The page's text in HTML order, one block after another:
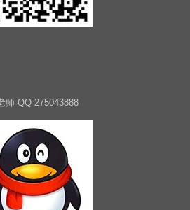
师 QQ 275043888